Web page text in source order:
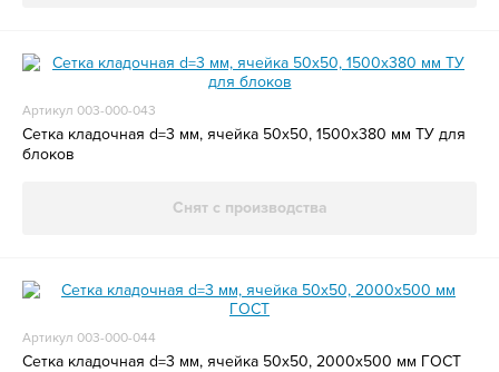
Артикул 003-000-043
Сетка кладочная d=3 мм, ячейка 50х50, 1500х380 мм ТУ для
блоков
Снят с производства
Артикул 003-000-044
Сетка кладочная d=3 мм, ячейка 50х50, 2000х500 мм ГОСТ